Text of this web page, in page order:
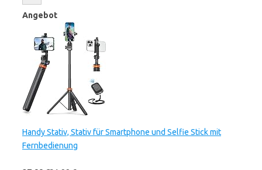
Angebot
Handy Stativ, Stativ für Smartphone und Selfie Stick mit
Fernbedienung